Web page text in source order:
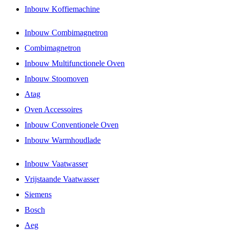
Inbouw Koffiemachine
Inbouw Combimagnetron
Combimagnetron
Inbouw Multifunctionele Oven
Inbouw Stoomoven
Atag
Oven Accessoires
Inbouw Conventionele Oven
Inbouw Warmhoudlade
Inbouw Vaatwasser
Vrijstaande Vaatwasser
Siemens
Bosch
Aeg